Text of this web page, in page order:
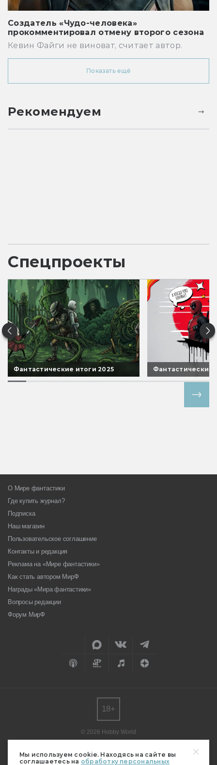
Мы используем cookie. Находясь на сайте вы
соглашаетесь на обработку персональных
Создатель «Чудо-человека»
прокомментировал отмену второго сезона
Кевин Файги не виноват, считает автор.
Показать ещё
Рекомендуем
Спецпроекты
Фантастические итоги 2025 Фантастические
О Мире фантастики
Где купить журнал?
Подписка
Наш магазин
Пользовательское соглашение
Контакты и редакция
Реклама на «Мире фантастики»
Как стать автором МирФ
Награды «Мира фантастики»
Вопросы редакции
Форум МирФ
© 2026 Hobby World
редакции.
Мнение авторов может не совпадать с мнением редакции.
18+